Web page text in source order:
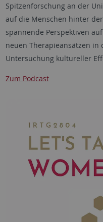
Spitzenforschung an der
auf die Menschen hinter
spannende Perspektiven
neuen Therapieansätzen in
Untersuchung kultureller
Zum Podcast